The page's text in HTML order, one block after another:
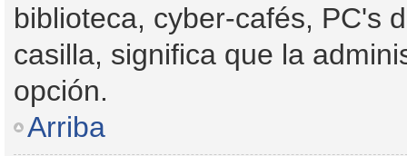
biblioteca, cyber-cafés, PC's
casilla, significa que la
opción.
Arriba